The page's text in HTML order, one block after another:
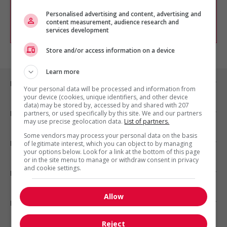
d'intérêt en emploi en vousinscrivant
comme membre Jobboom.
Emplois par ville
Emplois par secteur
Emplois par statut
Emplois par type
Nos suggestions
Personalised advertising and content, advertising and
content measurement, audience research and
services development
Store and/or access information on a device
Learn more
Your personal data will be processed and information from
your device (cookies, unique identifiers, and other device
data) may be stored by, accessed by and shared with 207
partners, or used specifically by this site. We and our partners
may use precise geolocation data. List of partners.
Some vendors may process your personal data on the basis
of legitimate interest, which you can object to by managing
your options below. Look for a link at the bottom of this page
or in the site menu to manage or withdraw consent in privacy
and cookie settings.
Allow
Reject